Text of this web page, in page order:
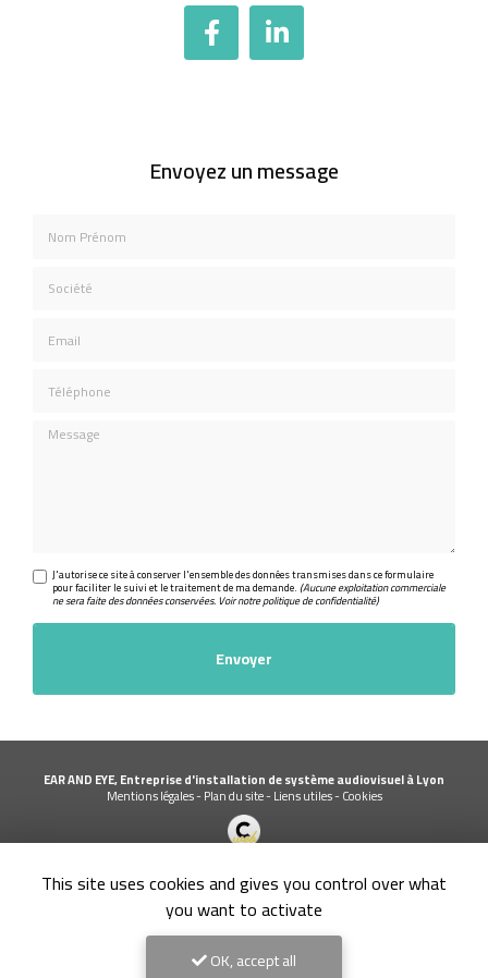
Envoyez un message
Message
J'autorise ce site à conserver l'ensemble des données transmises dans ce formulaire
pour faciliter le suivi et le traitement de ma demande. (Aucune exploitation commerciale
ne sera faite des données conservées. Voir notrepolitique de confidentialité)
EAR AND EYE, Entreprise d'installation de système audiovisuel à Lyon
Mentions légales-Plan du site-Liens utiles-Cookies
Demande de Devis
This site uses cookies and gives you control over what
you want to activate
OK, accept all